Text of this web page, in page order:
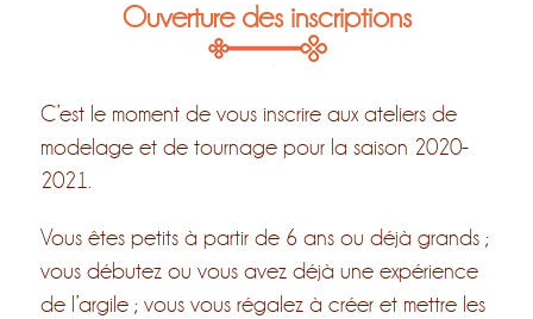
Ouverture des inscriptions
C’est le moment de vous inscrire aux ateliers de
modelage et de tournage pour la saison 2020-
2021.
Vous êtes petits à partir de 6 ans ou déjà grands ;
vous débutez ou vous avez déjà une expérience
de l’argile ; vous vous régalez à créer et mettre les